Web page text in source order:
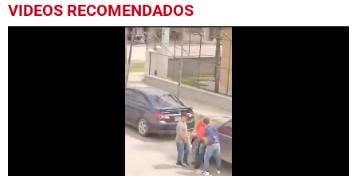
VIDEOS RECOMENDADOS